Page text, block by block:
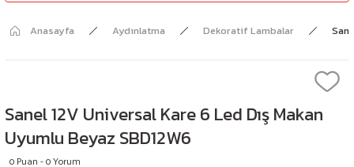
Anasayfa Aydınlatma Dekoratif Lambalar
Sanel 12V Universal Kare 6 Led Dış Makan
Uyumlu Beyaz SBD12W6
0 Puan - 0 Yorum